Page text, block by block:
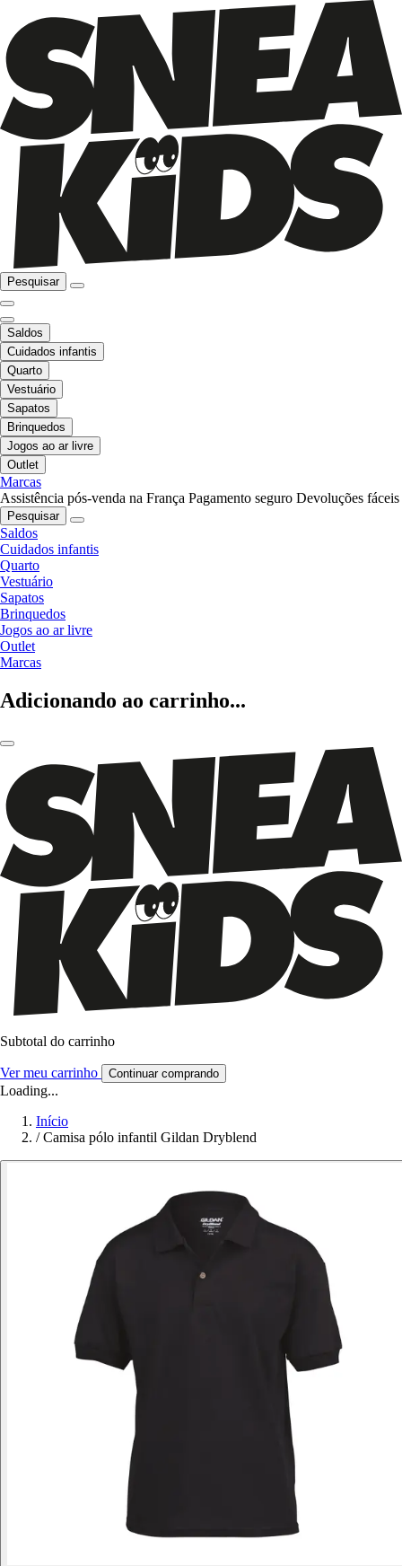
Pesquisar
Saldos
Cuidados infantis
Quarto
Vestuário
Sapatos
Brinquedos
Jogos ao ar livre
Outlet
Marcas
Assistência pós-venda na França Pagamento seguro Devoluções fáceis
Pesquisar
Saldos
Cuidados infantis
Quarto
Vestuário
Sapatos
Brinquedos
Jogos ao ar livre
Outlet
Marcas
Adicionando ao carrinho...
Subtotal do carrinho
Ver meu carrinho Continuar comprando
Loading...
Início
/ Camisa pólo infantil Gildan Dryblend